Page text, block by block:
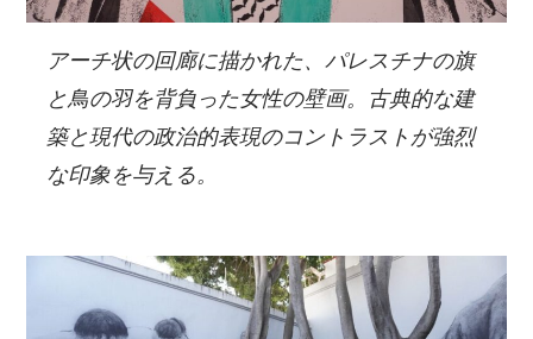
アーチ状の回廊に描かれた、パレスチナの旗
と鳥の羽を背負った女性の壁画。古典的な建
築と現代の政治的表現のコントラストが強烈
な印象を与える。